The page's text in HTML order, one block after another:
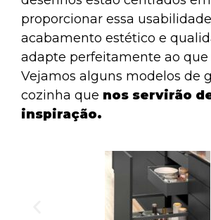
proporcionar essa
acabamento estético e
adapte perfeitamente ao que
Vejamos alguns modelos de
cozinha que nos servirão
inspiração.